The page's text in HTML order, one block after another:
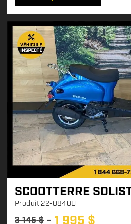
x
:
SCOOTTERRE
Produit 22-0840U
3 145 $ 1 995 $